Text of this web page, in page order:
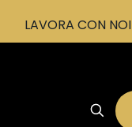
LAVORA CON NOI